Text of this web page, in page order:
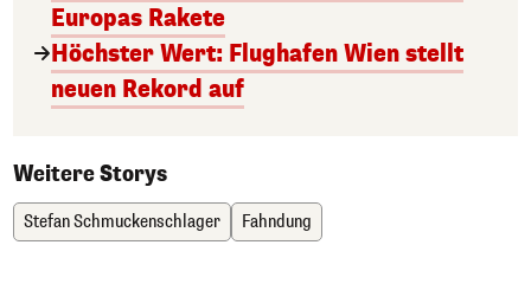
Europas Rakete
Höchster Wert: Flughafen Wien stellt
neuen Rekord auf
Weitere Storys
Stefan Schmuckenschlager Fahndung